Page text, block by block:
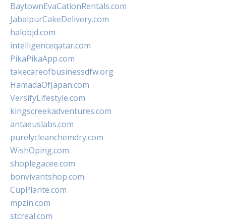
BaytownEvaCationRentals.com
JabalpurCakeDelivery.com
halobjd.com
intelligenceqatar.com
PikaPikaApp.com
takecareofbusinessdfw.org
HamadaOfJapan.com
VersifyLifestyle.com
kingscreekadventures.com
antaeuslabs.com
purelycleanchemdry.com
WishOping.com
shoplegacee.com
bonvivantshop.com
CupPlante.com
mpzin.com
stcreal.com